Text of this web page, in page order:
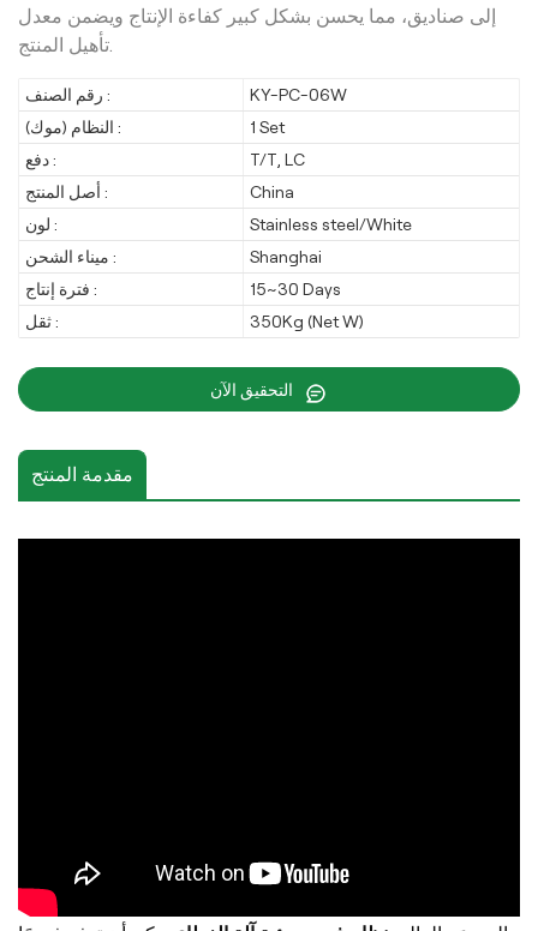
إلى صناديق، مما يحسن بشكل كبير كفاءة الإنتاج ويضمن معدل
رقم الصنف :
KY-PC-06W
النظام (موك) :
1 Set
دفع :
T/T, LC
أصل المنتج :
China
لون :
Stainless steel/White
ميناء الشحن :
Shanghai
فترة إنتاج :
15~30 Days
ثقل :
350Kg (Net W)
مقدمة المنتج